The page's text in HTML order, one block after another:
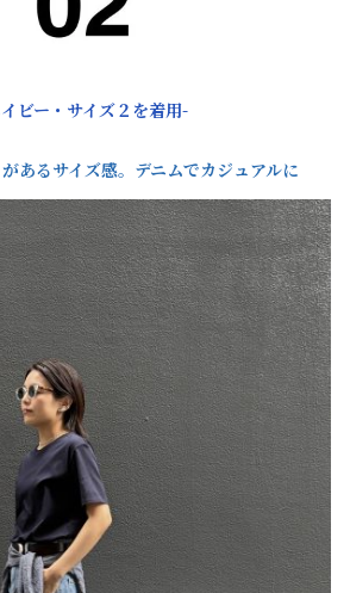
ビー・サイズ２を着用-
あるサイズ感。デニムでカジュアルに